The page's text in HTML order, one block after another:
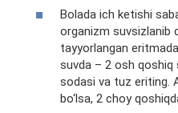
Bolada ich ketishi
organizm suvsizlanib
tayyorlangan
suvda – 2 osh qoshiq
sodasi va tuz eriting.
bo‘lsa, 2 choy